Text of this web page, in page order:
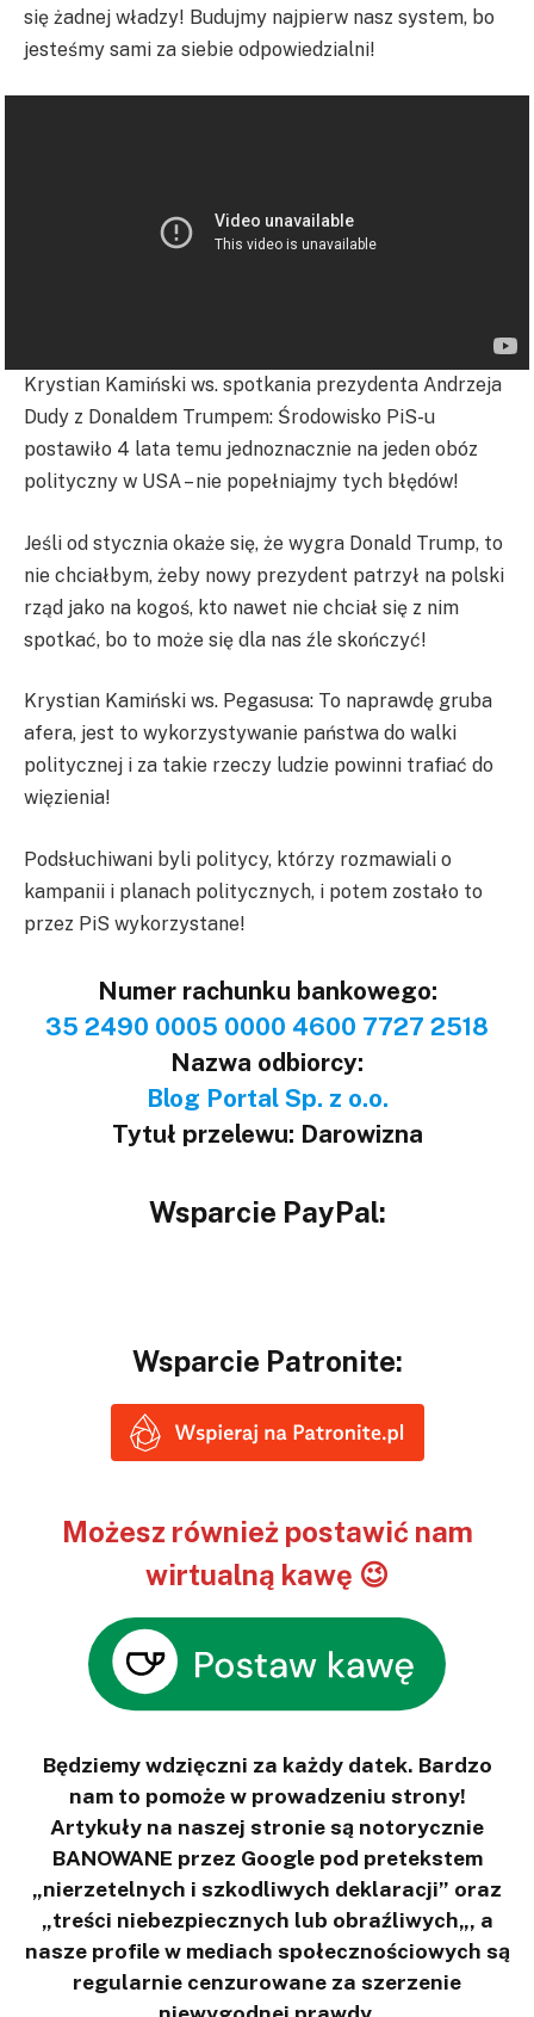
się żadnej władzy! Budujmy najpierw nasz system, bo
jesteśmy sami za siebie odpowiedzialni!
Krystian Kamiński ws. spotkania prezydenta Andrzeja
Dudy z Donaldem Trumpem: Środowisko PiS-u
postawiło 4 lata temu jednoznacznie na jeden obóz
polityczny w USA – nie popełniajmy tych błędów!
Jeśli od stycznia okaże się, że wygra Donald Trump, to
nie chciałbym, żeby nowy prezydent patrzył na polski
rząd jako na kogoś, kto nawet nie chciał się z nim
spotkać, bo to może się dla nas źle skończyć!
Krystian Kamiński ws. Pegasusa: To naprawdę gruba
afera, jest to wykorzystywanie państwa do walki
politycznej i za takie rzeczy ludzie powinni trafiać do
więzienia!
Podsłuchiwani byli politycy, którzy rozmawiali o
kampanii i planach politycznych, i potem zostało to
przez PiS wykorzystane!
Numer rachunku bankowego:
35 2490 0005 0000 4600 7727 2518
Nazwa odbiorcy:
Blog Portal Sp. z o.o.
Tytuł przelewu: Darowizna
Wsparcie PayPal:
Wsparcie Patronite:
Możesz również postawić nam
wirtualną kawę 😉
Będziemy wdzięczni za każdy datek. Bardzo
nam to pomoże w prowadzeniu strony!
Artykuły na naszej stronie są notorycznie
BANOWANE przez Google pod pretekstem
„nierzetelnych i szkodliwych deklaracji” oraz
„treści niebezpiecznych lub obraźliwych„, a
nasze profile w mediach społecznościowych są
regularnie cenzurowane za szerzenie